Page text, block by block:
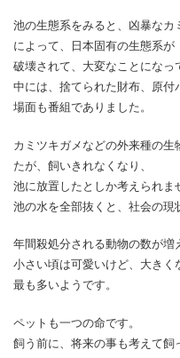
池の生態系をみると、凶暴な
によって、日本固有の生態系が
破壊されて、大変なことになっ
中には、捨てられた財布、原
場面も番組でありました。
カミツキガメなどの外来種の
たが、飼いきれなくなり、
池に放置したとしか考えられま
池の水を全部抜くと、社会の現
年間殺処分される動物の数が増
小さい頃は可愛いけど、大き
最も多いようです。
ペットも一つの命です。
飼う前に、将来の事も考えて飼